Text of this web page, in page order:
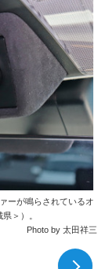
ーが鳴らされているオ
＞）。
Photo by 太田祥三